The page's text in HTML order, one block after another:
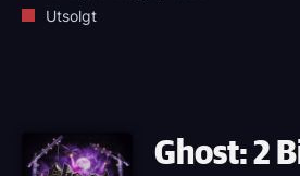
Utsolgt
Ghost: 2